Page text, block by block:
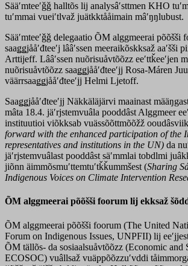
Sääʹmteeʹǧǧ halltõs lij analysâʹsttmen KHO
tuʹmmai vueiʹtlvaž juätkktååimain mâʹŋŋlubust.
Sääʹmteeʹǧǧ delegaatio ÕM alggmeerai põõšši
saaǥǥjååʹđteeʹj lââʹssen meeraikõskksaž aaʹšši
Arttijeff. Lââʹssen nuõrisuåvtõõzz eeʹttǩeeʹjen
nuõrisuåvtõõzz saaǥǥjååʹđteeʹjj Rosa-Máren
väärrsaaǥǥjååʹđteeʹjj Helmi Ljetoff.
Saaǥǥjååʹđteeʹjj Näkkäläjärvi maainast
mâta 18.4. jäʹrjstemvuâla pooddâst Alggmeer
instituutioi viõkksab vuässõõttmõõžž
forward with the enhanced participation of the
representatives and institutions in the UN) da
jäʹrjstemvuâlast pooddâst säʹmmlai tobdlmi
jiõnn äimmõsmuʹttemtuʹtǩǩummšest (Sharing
Indigenous Voices on Climate Intervention
ÕM alggmeerai põõšši foorum lij ekksaž
ÕM alggmeerai põõšši foorum (The United
Forum on Indigenous Issues, UNPFII) lij
ÕM tällõs- da sosiaalsuåvtõõzz (Economic and
ECOSOC) vuâllsaž vuäppõõzzuʹvddi